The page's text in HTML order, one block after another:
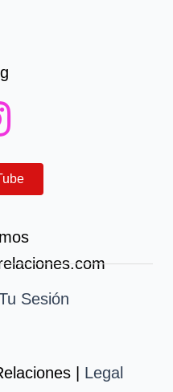
Sesión
| Legal